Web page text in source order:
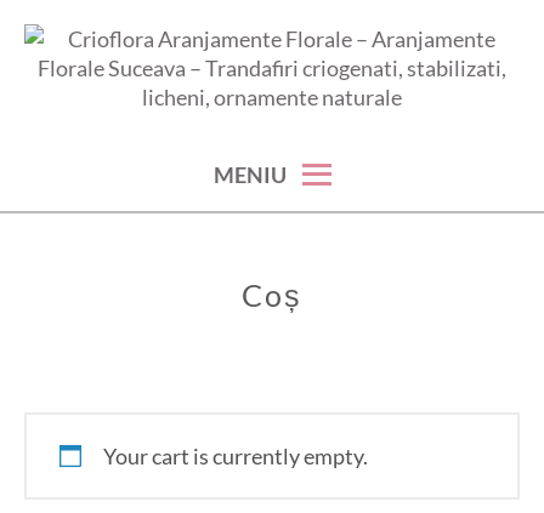
Skip
FLORALE – ARANJAMENTE
FLORALE SUCEAVA –
STABILIZATI, LICHENI,
licheni, ornamente naturale
MENIU
Coș
Your cart is currently empty.